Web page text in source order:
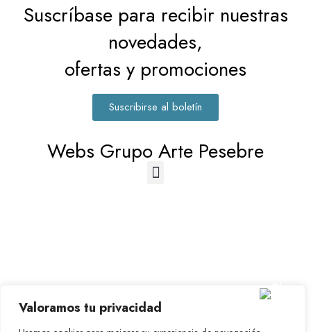
Valoramos tu privacidad
Suscríbase para recibir nuestras
novedades,
ofertas y promociones
Suscribirse al boletín
Webs Grupo Arte Pesebre
Grupo Arte Pesebre